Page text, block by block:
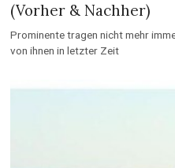
(Vorher & Nachher)
Prominente tragen nicht mehr
von ihnen in letzter Zeit